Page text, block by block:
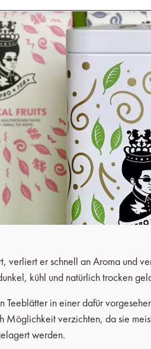
verliert er schnell an Aroma und
kühl und natürlich trocken
in einer dafür
Möglichkeit verzichten, da sie
werden.